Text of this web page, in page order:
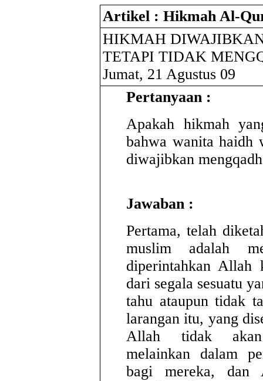
Artikel : Hikmah Al-
HIKMAH
TETAPI TIDAK
Jumat, 21 Agustus 09
Pertanyaan :
Apakah hikmah
bahwa wanita haidh
diwajibkan
Jawaban :
Pertama, telah
muslim adalah
diperintahkan Allah
dari segala sesuatu
tahu ataupun tidak
larangan itu, yang
Allah tidak akan
melainkan dalam
bagi mereka, dan